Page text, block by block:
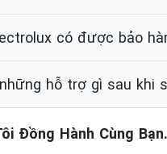
có được bảo
hỗ trợ gì sau khi
Đồng Hành Cùng Bạn.